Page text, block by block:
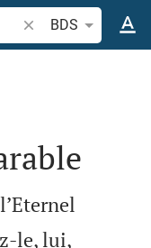
Recherche d'un
BDS
le, lui,